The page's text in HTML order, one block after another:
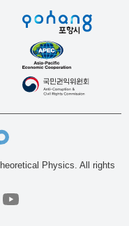
Physics. All rights